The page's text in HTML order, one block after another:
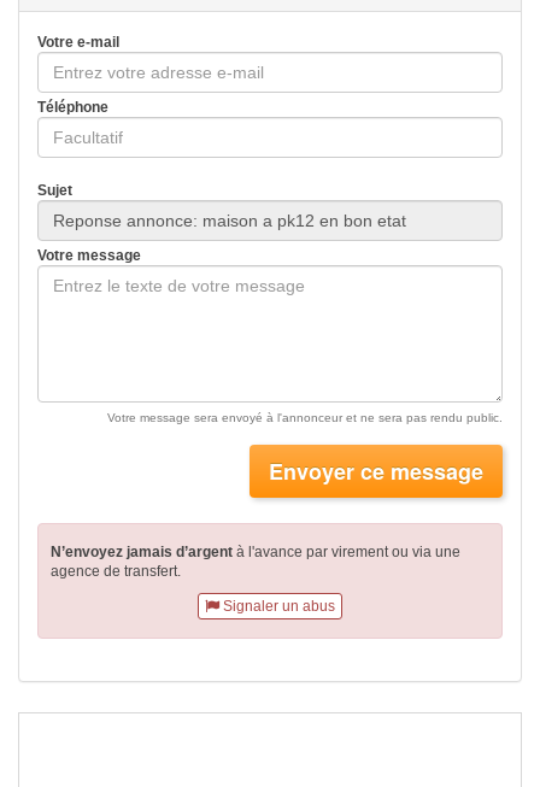
Votre e-mail
Téléphone
Sujet
Votre message
Votre message sera envoyé à l'annonceur et ne sera pas rendu public.
Envoyer ce message
N’envoyez jamais d’argent à l'avance par virementou via une
agence de transfert.
Signaler un abus